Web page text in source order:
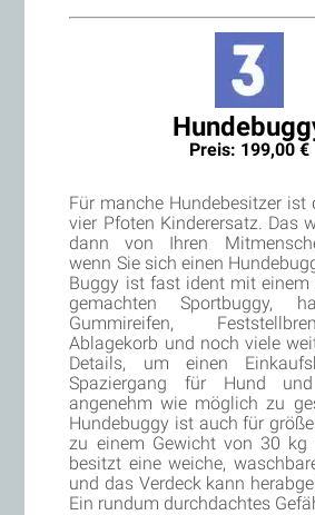
Preis: 199,00 €
Für manche Hundebesitzer ist
vier Pfoten Kinderersatz. Das
dann von Ihren
wenn Sie sich einen
Buggy ist fast ident mit einem
gemachten Sportbuggy,
Gummireifen,
Ablagekorb und noch viele
Details, um einen
Spaziergang für Hund
angenehm wie möglich zu
Hundebuggy ist auch für
zu einem Gewicht von 30 kg
besitzt eine weiche,
und das Verdeck kann
Ein rundum durchdachtes